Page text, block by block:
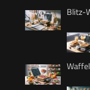
Blitz-